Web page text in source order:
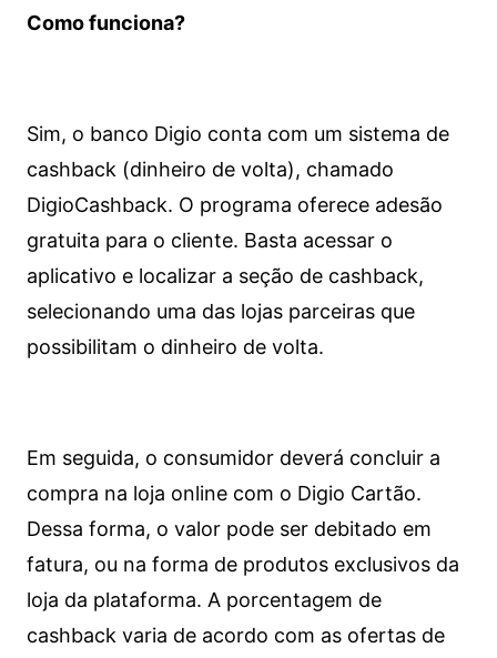
Como funciona?
Sim, o banco Digio conta com um sistema de
cashback (dinheiro de volta), chamado
DigioCashback. O programa oferece adesão
gratuita para o cliente. Basta acessar o
aplicativo e localizar a seção de cashback,
selecionando uma das lojas parceiras que
possibilitam o dinheiro de volta.
Em seguida, o consumidor deverá concluir a
compra na loja online com o Digio Cartão.
Dessa forma, o valor pode ser debitado em
fatura, ou na forma de produtos exclusivos da
loja da plataforma. A porcentagem de
cashback varia de acordo com as ofertas de